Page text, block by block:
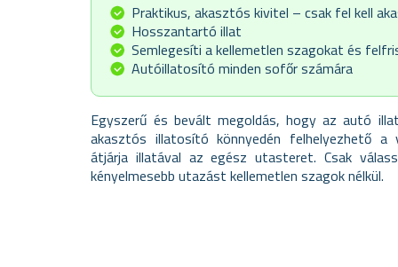
Praktikus, akasztós kivitel – csak fel kell
Hosszantartó illat
Semlegesíti a kellemetlen szagokat és
Autóillatosító minden sofőr számára
Egyszerű és bevált megoldás, hogy az autó
akasztós illatosító könnyedén felhelyezhető a
átjárja illatával az egész utasteret. Csak
kényelmesebb utazást kellemetlen szagok nélkül.